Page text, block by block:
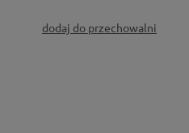
dodaj do przechowalni